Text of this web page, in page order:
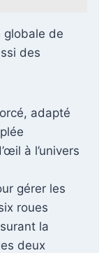
globale de
des
adapté
à l’univers
gérer les
roues
la
deux